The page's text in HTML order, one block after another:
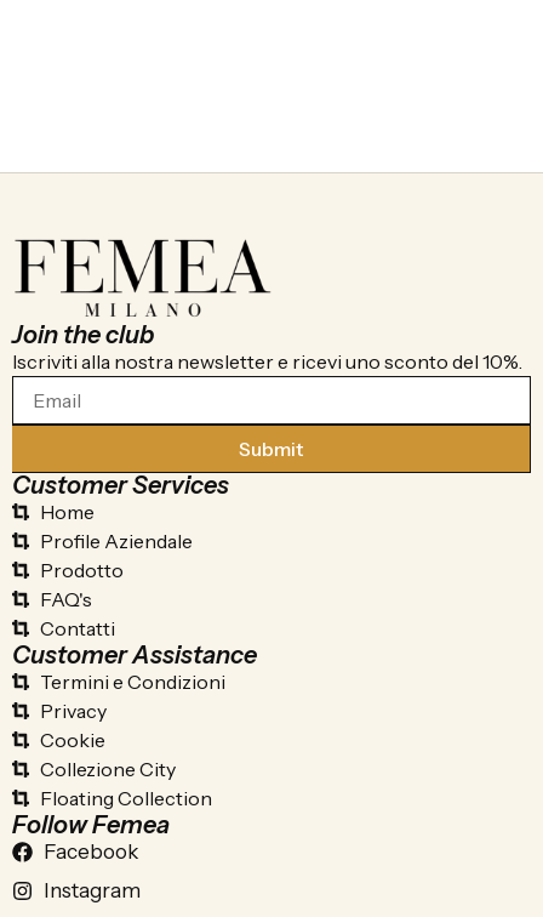
Join the club
Iscriviti alla nostra newsletter e ricevi uno sconto del 10%.
Submit
Customer Services
Home
Profile Aziendale
Prodotto
FAQ's
Contatti
Customer Assistance
Termini e Condizioni
Privacy
Cookie
Collezione City
Floating Collection
Follow Femea
Facebook
Instagram